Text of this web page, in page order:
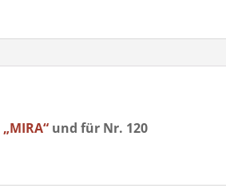
„MIRA“und für Nr. 120